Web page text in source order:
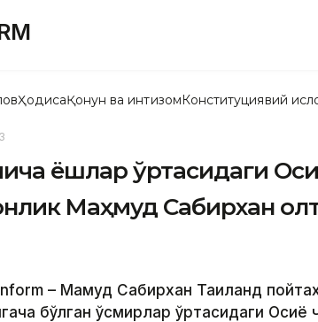
ҲодисаҚонун ва интизомКонституциявий
ёшлар ўртасидаги
Маҳмуд Сабирхан
– Маҳмуд Сабирхан Таиланд
бўлган ўсмирлар ўртасидаги Осиё